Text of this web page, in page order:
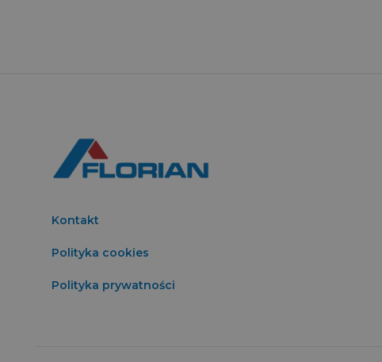
Kontakt
Polityka cookies
Polityka prywatności